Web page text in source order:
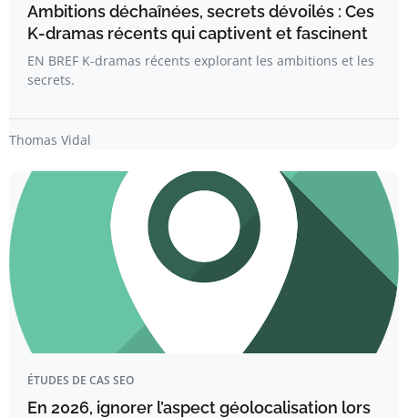
Ambitions déchaînées, secrets dévoilés : Ces
K-dramas récents qui captivent et fascinent
EN BREF K-dramas récents explorant les ambitions et les
secrets.
Thomas Vidal
ÉTUDES DE CAS SEO
En 2026, ignorer l’aspect géolocalisation lors